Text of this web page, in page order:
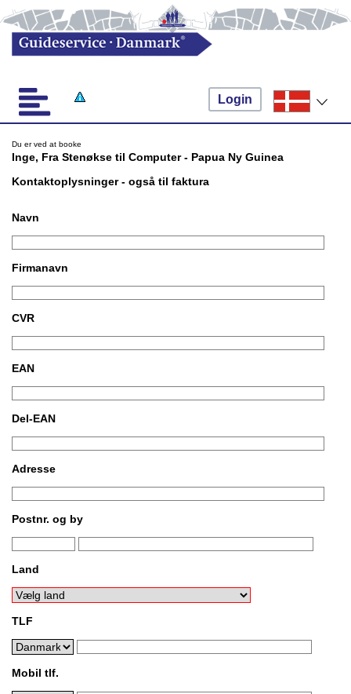
Login
Du er ved at booke
Inge, Fra Stenøkse til Computer - Papua Ny Guinea
Kontaktoplysninger - også til faktura
Navn
Firmanavn
CVR
EAN
Del-EAN
Adresse
Postnr. og by
Land
TLF
Mobil tlf.